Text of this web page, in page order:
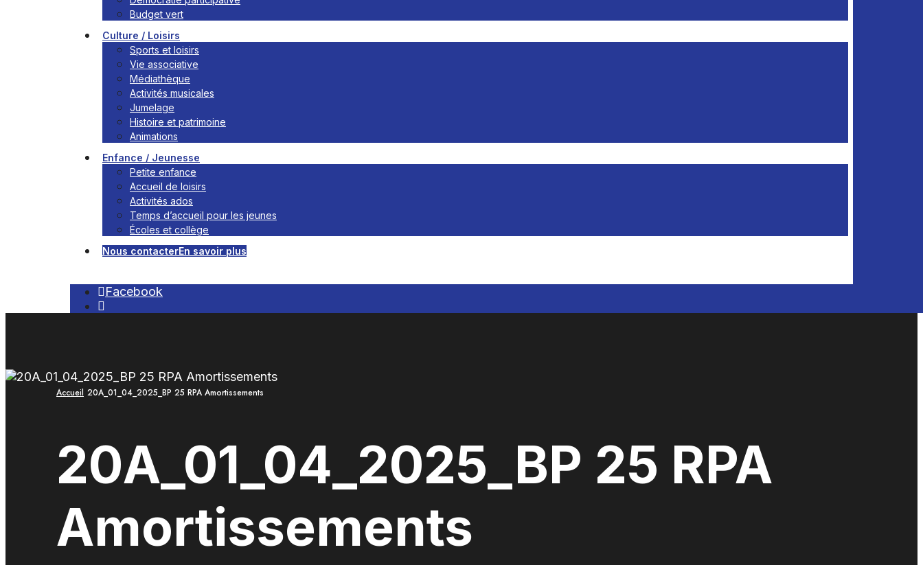
Budget vert
Culture / Loisirs
Sports et loisirs
Vie associative
Médiathèque
Activités musicales
Jumelage
Histoire et patrimoine
Animations
Enfance / Jeunesse
Petite enfance
Accueil de loisirs
Activités ados
Temps d’accueil pour les jeunes
Écoles et collège
Nous contacterEn savoir plus
Facebook
Accueil 20A_01_04_2025_BP 25 RPA Amortissements
20A_01_04_2025_BP 25 RPA
Amortissements